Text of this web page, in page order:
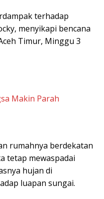
terhadap
menyikapi bencana
Timur, Minggu 3
Makin Parah
rumahnya berdekatan
tetap mewaspadai
hujan di
luapan sungai.